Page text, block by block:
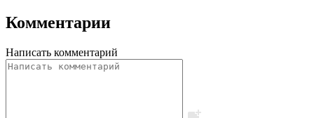
Комментарии
Написать комментарий